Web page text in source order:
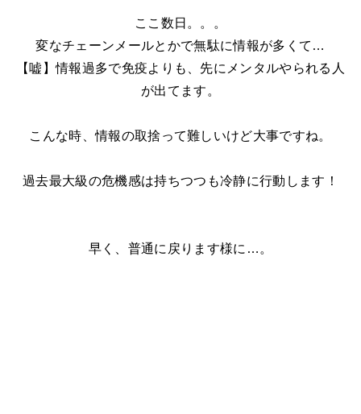
ここ数日。。。
変なチェーンメールとかで無駄に情報が多くて…
【嘘】情報過多で免疫よりも、先にメンタルやられる人
が出てます。
こんな時、情報の取捨って難しいけど大事ですね。
過去最大級の危機感は持ちつつも冷静に行動します！
早く、普通に戻ります様に…。